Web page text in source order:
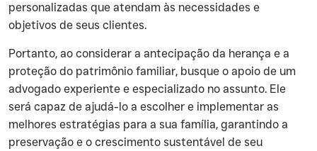
personalizadas que atendam às necessidades e
objetivos de seus clientes.
‍Portanto, ao considerar a antecipação da herança e a
proteção do patrimônio familiar, busque o apoio de um
advogado experiente e especializado no assunto. Ele
será capaz de ajudá-lo a escolher e implementar as
melhores estratégias para a sua família, garantindo a
preservação e o crescimento sustentável de seu